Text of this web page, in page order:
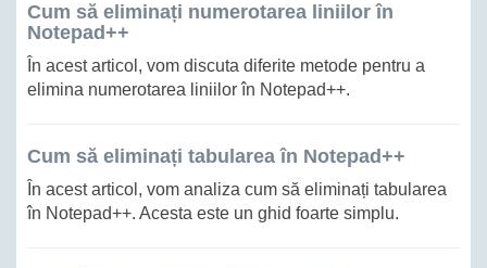
Cum să eliminați numerotarea liniilor în
Notepad++
În acest articol, vom discuta diferite metode pentru a
elimina numerotarea liniilor în Notepad++.
Cum să eliminați tabularea în Notepad++
În acest articol, vom analiza cum să eliminați tabularea
în Notepad++. Acesta este un ghid foarte simplu.